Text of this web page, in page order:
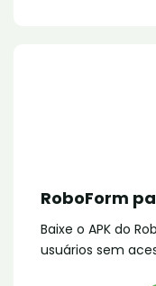
RoboForm
Baixe o APK do
usuários sem